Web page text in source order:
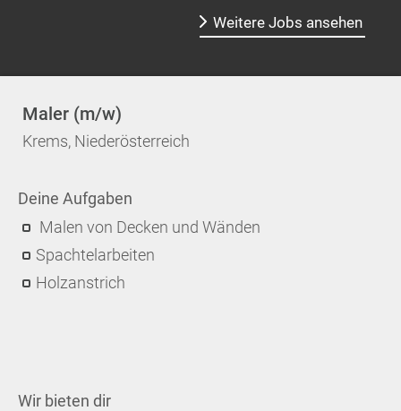
Weitere Jobs ansehen
Maler (m/w)
Krems, Niederösterreich
Deine Aufgaben
Malen von Decken und Wänden
Spachtelarbeiten
Holzanstrich
Wir bieten dir